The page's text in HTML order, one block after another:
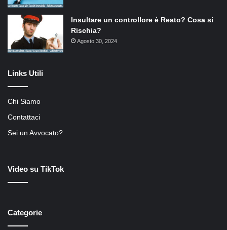
Insultare un controllore è Reato? Cosa si
Rischia?
Agosto 30, 2024
Links Utili
Chi Siamo
Contattaci
Sei un Avvocato?
Video su TikTok
Categorie